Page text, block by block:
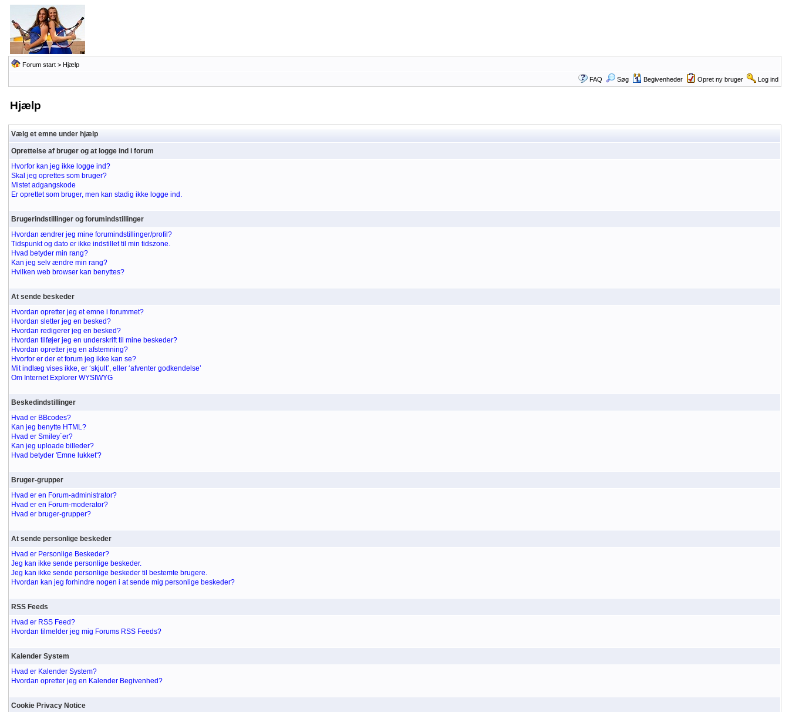
Forum start> Hjælp
FAQ Søg Begivenheder Opret ny bruger Log ind
Hjælp
Vælg et emne under hjælp
Oprettelse af bruger og at logge ind i forum
Hvorfor kan jeg ikke logge ind?
Skal jeg oprettes som bruger?
Mistet adgangskode
Er oprettet som bruger, men kan stadig ikke logge ind.
Brugerindstillinger og forumindstillinger
Hvordan ændrer jeg mine forumindstillinger/profil?
Tidspunkt og dato er ikke indstillet til min tidszone.
Hvad betyder min rang?
Kan jeg selv ændre min rang?
Hvilken web browser kan benyttes?
At sende beskeder
Hvordan opretter jeg et emne i forummet?
Hvordan sletter jeg en besked?
Hvordan redigerer jeg en besked?
Hvordan tilføjer jeg en underskrift til mine beskeder?
Hvordan opretter jeg en afstemning?
Hvorfor er der et forum jeg ikke kan se?
Mit indlæg vises ikke, er ‘skjult’, eller ‘afventer godkendelse’
Om Internet Explorer WYSIWYG
Beskedindstillinger
Hvad er BBcodes?
Kan jeg benytte HTML?
Hvad er Smiley´er?
Kan jeg uploade billeder?
Hvad betyder 'Emne lukket'?
Bruger-grupper
Hvad er en Forum-administrator?
Hvad er en Forum-moderator?
Hvad er bruger-grupper?
At sende personlige beskeder
Hvad er Personlige Beskeder?
Jeg kan ikke sende personlige beskeder.
Jeg kan ikke sende personlige beskeder til bestemte brugere.
Hvordan kan jeg forhindre nogen i at sende mig personlige beskeder?
RSS Feeds
Hvad er RSS Feed?
Hvordan tilmelder jeg mig Forums RSS Feeds?
Kalender System
Hvad er Kalender System?
Hvordan opretter jeg en Kalender Begivenhed?
Cookie Privacy Notice